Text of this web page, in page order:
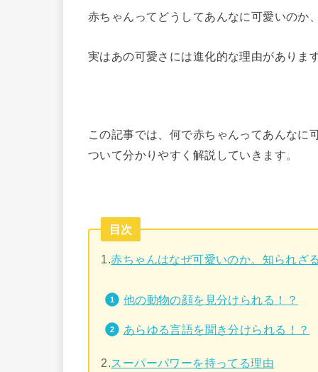
赤ちゃんってどうしてあんなに可愛いのか
実はあの可愛さには進化的な理由がありま
この記事では、何で赤ちゃんってあんなに
ついて分かりやすく解説していきます。
目次
1.赤ちゃんはなぜ可愛いのか。知られざ
他の動物の顔を見分けられる！？
あらゆる言語を聞き分けられる！？
2.スーパーパワーを持ってる理由